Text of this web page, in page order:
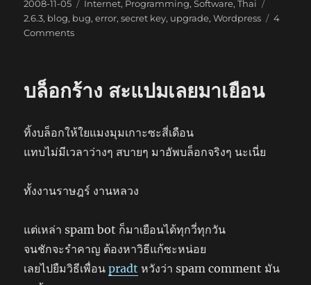
Posted
on
2008-11-05 Categories
Internet, Programming,Software,Thai
2.6.3, blog, bug,error,secret key, upgrade,Wordpress
4
Commentson
บล็อกร้าง สะแปมเลยมาเยือน
ทิ้งบล็อกให้ใยแมงมุมเกาะซะสี่เดือน
แทบไม่มีเวลาว่างๆ สบายๆ มาอัพบล็อกจริงๆ นะเนี่ย
ทั้งงานราษฎร์ งานหลวง
แต่เหล่า spam bot ก็มาเยือนได้ทุกวี่ทุกวัน
จนชักจะรำคาญ ต้องหาวิธีแก้ซะหน่อย
เลยไปยืมวิธีเพื่อนpradt หวังว่า spam comment มัน